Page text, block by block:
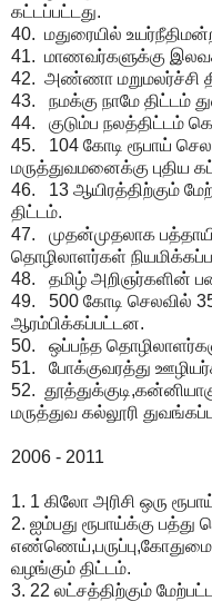
கட்டப்பட்டது.
40. மதுரையில்
41. மாணவர்களுக்கு
42. அண்ணா மறுமலர்ச்சி
43. நமக்கு நாமே திட்டம்
44. குடும்ப நலத்திட்டம்
45. 104 கோடி ரூபாய்
மருத்துவமனைக்கு புதிய
46. 13 ஆயிரத்திற்கும்
திட்டம்.
47. முதன்முதலாக
தொழிலாளர்கள்
48. தமிழ் அறிஞர்களின்
49. 500 கோடி செலவில்
ஆரம்பிக்கப்பட்டன.
50. ஒப்பந்த
51. போக்குவரத்து
52.
மருத்துவ கல்லூரி
2006 - 2011
1. 1 கிலோ அரிசி ஒரு
2. ஐம்பது ரூபாய்க்கு
வழங்கும் திட்டம்.
3. 22 லட்சத்திற்கும்